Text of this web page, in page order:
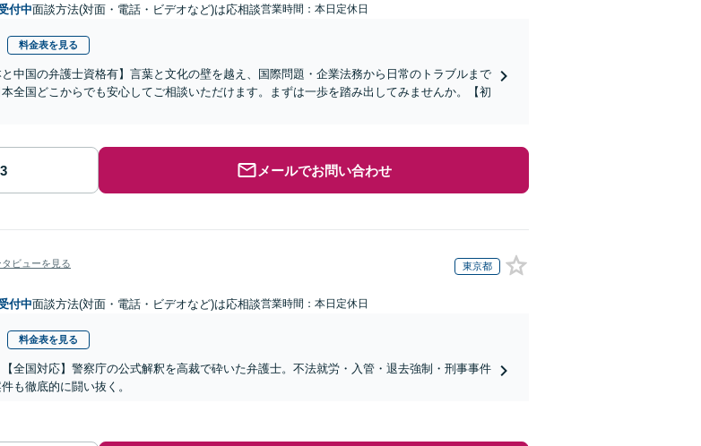
付中面談方法(対面・電話・ビデオなど)は応相談営業時間：本日定休日
料金表を見る
と中国の弁護士資格有】言葉と文化の壁を越え、国際問題・企業法務から日常のトラブルまで
全国どこからでも安心してご相談いただけます。まずは一歩を踏み出してみませんか。【初
メールでお問い合わせ
タビューを見る 東京都
付中面談方法(対面・電話・ビデオなど)は応相談営業時間：本日定休日
料金表を見る
【全国対応】警察庁の公式解釈を高裁で砕いた弁護士。不法就労・入管・退去強制・刑事事件
も徹底的に闘い抜く。